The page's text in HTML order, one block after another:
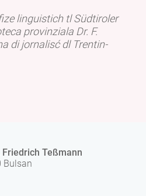
linguistich tl Südtiroler
provinziala Dr. F.
di jornalisć dl Trentin-
Friedrich Teßmann
Bulsan